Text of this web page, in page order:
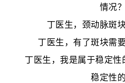
情况？
丁医生，颈动脉斑
丁医生，有了斑块需
丁医生，我是属于稳定
稳定性的